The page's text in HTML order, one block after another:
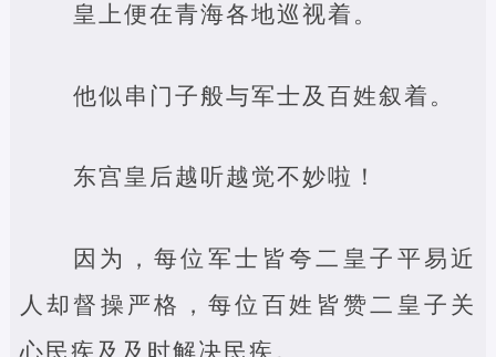
皇上便在青海各地巡视着。
他似串门子般与军士及百姓叙着。
东宫皇后越听越觉不妙啦！
因为，每位军士皆夸二皇子平易近
人却督操严格，每位百姓皆赞二皇子关
心民疾及及时解决民疾。